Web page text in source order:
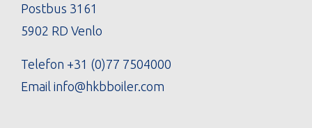
Postbus 3161
5902 RD Venlo
Telefon +31 (0)77 7504000
Email info@hkbboiler.com